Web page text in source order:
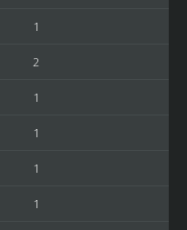
1
2
1
1
1
1